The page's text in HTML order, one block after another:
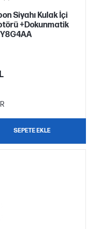
Siyahı Kulak İçi
+Dokunmatik
SEPETE EKLE